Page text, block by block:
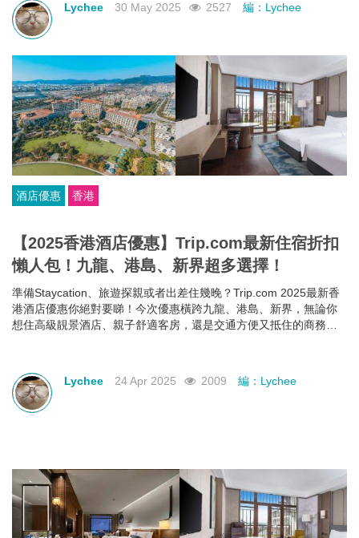
Lychee 30 May 2025 2527 編：Lychee
酒店優惠 香港
【2025香港酒店優惠】Trip.com最新住宿折扣
懶人包！九龍、港島、新界超多選擇！
準備Staycation、旅遊探親或者出差住幾晚？Trip.com 2025最新香
港酒店優惠你絕對要睇！今次優惠橫跨九龍、港島、新界，無論你
想住高級靚景酒店、親子舒適客房，還是交通方便又抵住的商務型
Lychee
24 Apr 2025 2009 編：Lychee